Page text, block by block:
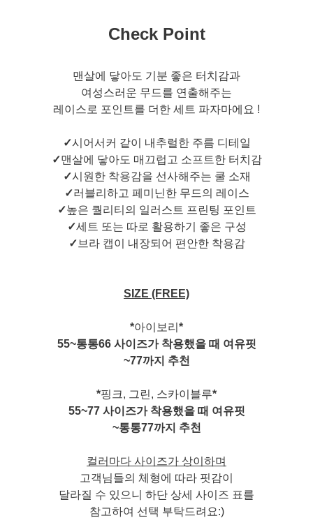
Check Point
맨살에 닿아도 기분 좋은 터치감과
여성스러운 무드를 연출해주는
레이스로 포인트를 더한 세트 파자마에요 !
✓시어서커 같이 내추럴한 주름 디테일
✓맨살에 닿아도 매끄럽고 소프트한 터치감
✓시원한 착용감을 선사해주는 쿨 소재
✓러블리하고 페미닌한 무드의 레이스
✓높은 퀄리티의 일러스트 프린팅 포인트
✓세트 또는 따로 활용하기 좋은 구성
✓ 브라 캡이 내장되어 편안한 착용감
SIZE (FREE)
*아이보리 *
55~통통66 사이즈가 착용했을 때 여유핏
~77까지 추천
*핑크, 그린, 스카이블루*
55~77 사이즈가 착용했을 때 여유핏
~통통77까지 추천
컬러마다 사이즈가 상이하며
고객님들의 체형에 따라 핏감이
달라질 수 있으니 하단 상세 사이즈 표를
참고하여 선택 부탁드려요:)